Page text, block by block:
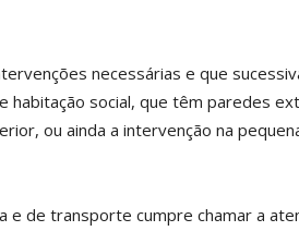
necessárias e que
habitação social, que têm paredes
ou ainda a intervenção na
e de transporte cumpre chamar a